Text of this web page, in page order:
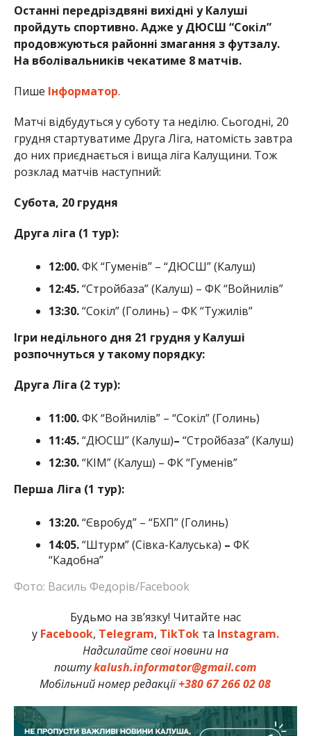
Останні передріздвяні вихідні у Калуші
пройдуть спортивно. Адже у ДЮСШ “Сокіл”
продовжуються районні змагання з футзалу.
На вболівальників чекатиме 8 матчів.
Пише Інформатор.
Матчі відбудуться у суботу та неділю. Сьогодні, 20
грудня стартуватиме Друга Ліга, натомість завтра
до них приєднається і вища ліга Калущини. Тож
розклад матчів наступний:
Субота, 20 грудня
Друга ліга (1 тур):
12:00.ФК “Гуменів” – “ДЮСШ” (Калуш)
12:45.“Стройбаза” (Калуш) – ФК “Войнилів”
13:30.“Сокіл” (Голинь) – ФК “Тужилів”
Ігри недільного дня 21 грудня у Калуші
розпочнуться у такому порядку:
Друга Ліга (2 тур):
11:00.ФК “Войнилів” – “Сокіл” (Голинь)
11:45.“ДЮСШ” (Калуш)– “Стройбаза” (Калуш)
12:30.“КІМ” (Калуш) – ФК “Гуменів”
Перша Ліга (1 тур):
13:20.“Євробуд” – “БХП” (Голинь)
14:05.“Штурм” (Сівка-Калуська) – ФК
“Кадобна”
Фото: Василь Федорів/Facebook
Будьмо на зв’язку! Читайте нас
у Facebook, Telegram, TikTokта Instagram.
Надсилайте свої новини на
поштуkalush.informator@gmail.com
Мобільний номер редакції+380 67 266 02 08